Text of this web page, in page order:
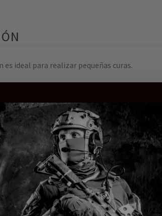
ideal para realizar pequeñas curas.
(5 x 5 cm)
cm x 1 m)
4,5 m)